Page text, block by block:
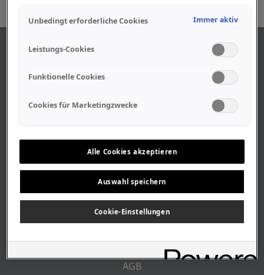
Geschäftszeiten
Stellenangebote
Geschichte
CUSTOMER INFO
AGB
Unbedingt erforderliche Cookies Immer aktiv
Leistungs-Cookies
Funktionelle Cookies
Cookies für Marketingzwecke
Alle Cookies akzeptieren
Auswahl speichern
Cookie-Einstellungen